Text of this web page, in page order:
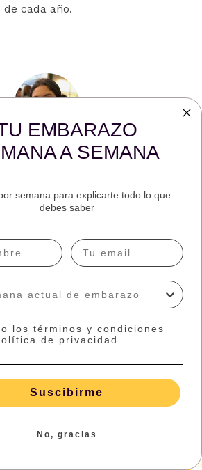
cada año.‌‌
Grandinetti
de tres niños encantadores. Autora de
infantiles y un libro humorístico sobre la
maternidad.
este artículo
ese día
EMBARAZO
A SEMANA
semana para explicarte todo lo que
debes saber
los términos y condiciones
de privacidad
Suscibirme
No, gracias